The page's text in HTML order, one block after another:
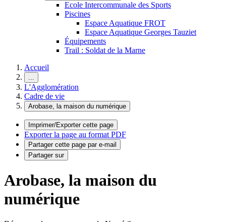
Ecole Intercommunale des Sports
Piscines
Espace Aquatique FROT
Espace Aquatique Georges Tauziet
Équipements
Trail : Soldat de la Marne
Accueil
...
L'Agglomération
Cadre de vie
Arobase, la maison du numérique
Imprimer/Exporter cette page
Exporter la page au format PDF
Partager cette page par e-mail
Partager sur
Arobase, la maison du
numérique